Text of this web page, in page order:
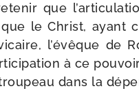
que
le Christ, ayant
l’évêque de
à ce
dans la